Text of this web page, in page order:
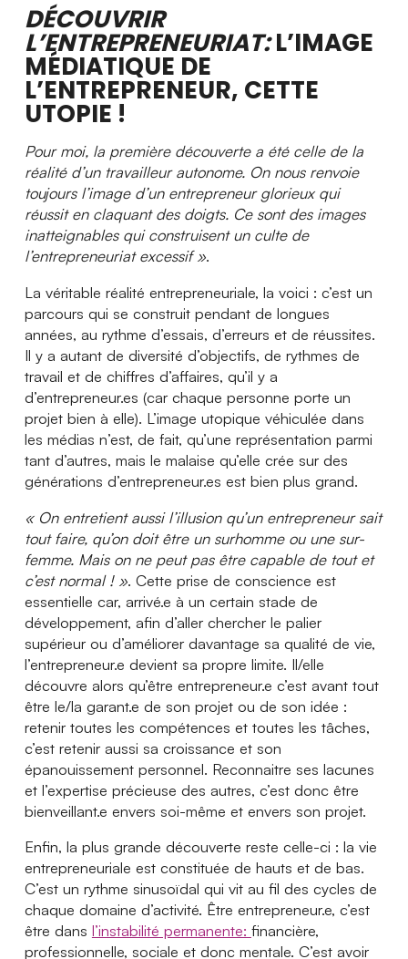
DÉCOUVRIR
L’ENTREPRENEURIAT:L’IMAGE
MÉDIATIQUE DE
L’ENTREPRENEUR, CETTE
UTOPIE !
Pour moi, la première découverte a été celle de la
réalité d’un travailleur autonome. On nous renvoie
toujours l’image d’un entrepreneur glorieux qui
réussit en claquant des doigts. Ce sont des images
inatteignables qui construisent un culte de
l’entrepreneuriat excessif ».
La véritable réalité entrepreneuriale, la voici : c’est un
parcours qui se construit pendant de longues
années, au rythme d’essais, d’erreurs et de réussites.
Il y a autant de diversité d’objectifs, de rythmes de
travail et de chiffres d’affaires, qu’il y a
d’entrepreneur.es (car chaque personne porte un
projet bien à elle). L’image utopique véhiculée dans
les médias n’est, de fait, qu’une représentation parmi
tant d’autres, mais le malaise qu’elle crée sur des
générations d’entrepreneur.es est bien plus grand.
« On entretient aussi l’illusion qu’un entrepreneur sait
tout faire, qu’on doit être un surhomme ou une sur-
femme. Mais on ne peut pas être capable de tout et
c’est normal ! ». Cette prise de conscience est
essentielle car, arrivé.e à un certain stade de
développement, afin d’aller chercher le palier
supérieur ou d’améliorer davantage sa qualité de vie,
l’entrepreneur.e devient sa propre limite. Il/elle
découvre alors qu’être entrepreneur.e c’est avant tout
être le/la garant.e de son projet ou de son idée :
retenir toutes les compétences et toutes les tâches,
c’est retenir aussi sa croissance et son
épanouissement personnel. Reconnaitre ses lacunes
et l’expertise précieuse des autres, c’est donc être
bienveillant.e envers soi-même et envers son projet.
Enfin, la plus grande découverte reste celle-ci : la vie
entrepreneuriale est constituée de hauts et de bas.
C’est un rythme sinusoïdal qui vit au fil des cycles de
chaque domaine d’activité. Être entrepreneur.e, c’est
être dans l’instabilité permanente: financière,
professionnelle, sociale et donc mentale. C’est avoir